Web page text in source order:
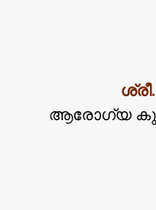
ആരോഗ്യ